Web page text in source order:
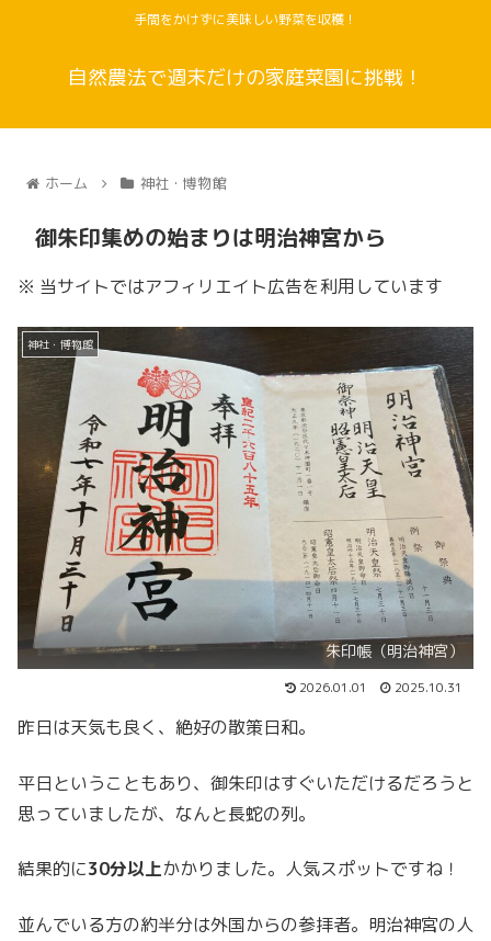
手間をかけずに美味しい野菜を収穫！
自然農法で週末だけの家庭菜園に挑戦！
ホーム 神社・博物館
御朱印集めの始まりは明治神宮から
※ 当サイトではアフィリエイト広告を利用しています
神社・博物館
朱印帳（明治神宮）
2026.01.01 2025.10.31
昨日は天気も良く、絶好の散策日和。
平日ということもあり、御朱印はすぐいただけるだろうと
思っていましたが、なんと長蛇の列。
結果的に30分以上かかりました。人気スポットですね！
並んでいる方の約半分は外国からの参拝者。明治神宮の人